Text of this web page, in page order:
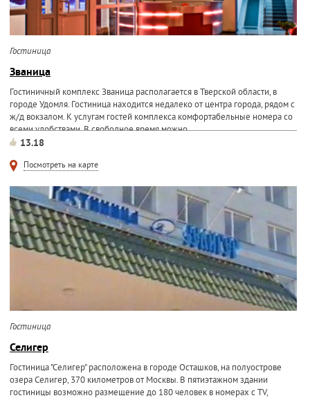
Гостиница
Званица
Гостиничный комплекс Званица располагается в Тверской области, в
городе Удомля. Гостиница находится недалеко от центра города, рядом с
ж/д вокзалом. К услугам гостей комплекса комфортабельные номера со
всеми удобствами. В свободное время можно...
13.18
Посмотреть на карте
Гостиница
Селигер
Гостиница "Селигер" расположена в городе Осташков, на полуострове
озера Селигер, 370 километров от Москвы. В пятиэтажном здании
гостиницы возможно размещение до 180 человек в номерах с TV,